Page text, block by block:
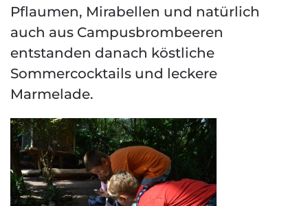
Pflaumen, Mirabellen und natürlich
auch aus Campusbrombeeren
entstanden danach köstliche
Sommercocktails und leckere
Marmelade.